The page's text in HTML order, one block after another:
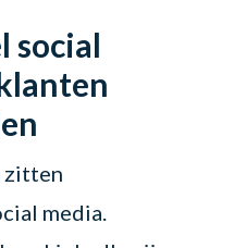
social
zitten
media.